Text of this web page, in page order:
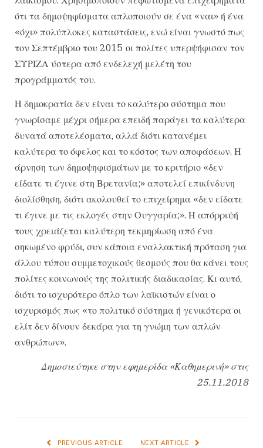
ότι τα δημοψηφίσματα απλοποιούν σε ένα «ναι» ή ένα
«όχι» πολύπλοκες καταστάσεις, ενώ είναι γνωστό πως
τον Σεπτέμβριο του 2015 οι πολίτες υπερψήφισαν τον
ΣΥΡΙΖΑ ύστερα από ενδελεχή μελέτη του
προγράμματός του.
Η δημοκρατία δεν είναι το καλύτερο σύστημα που
γνωρίσαμε μέχρι σήμερα επειδή παράγει τα καλύτερα
δυνατά αποτελέσματα, αλλά διότι κατανέμει
καλύτερα το όφελος και το κόστος των αποφάσεων. Η
άρνηση των δημοψηφισμάτων με το κριτήριο «δεν
είδατε τι έγινε στη Βρετανία;» αποτελεί επικίνδυνη
διολίσθηση, διότι ακολουθεί το επιχείρημα «δεν είδατε
τι έγινε με τις εκλογές στην Ουγγαρία;». Η απόρριψή
τους χρειάζεται καλύτερη τεκμηρίωση από ένα
σηκωμένο φρύδι, συν κάποια εναλλακτική πρόταση για
άλλου τύπου συμμετοχικούς θεσμούς που θα κάνει τους
πολίτες κοινωνούς της πολιτικής διαδικασίας. Κι αυτό,
διότι το ισχυρότερο όπλο των λαϊκιστών είναι ο
ισχυρισμός πως «το πολιτικό σύστημα ή γενικότερα οι
ελίτ δεν δίνουν δεκάρα για τη γνώμη των απλών
ανθρώπων».
Δημοσιεύτηκε στην εφημερίδα «Καθημερινή» στις
25.11.2018
PREVIOUS ARTICLE NEXT ARTICLE